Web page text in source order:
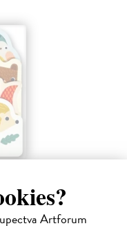
Artforum
stránkami
lese.